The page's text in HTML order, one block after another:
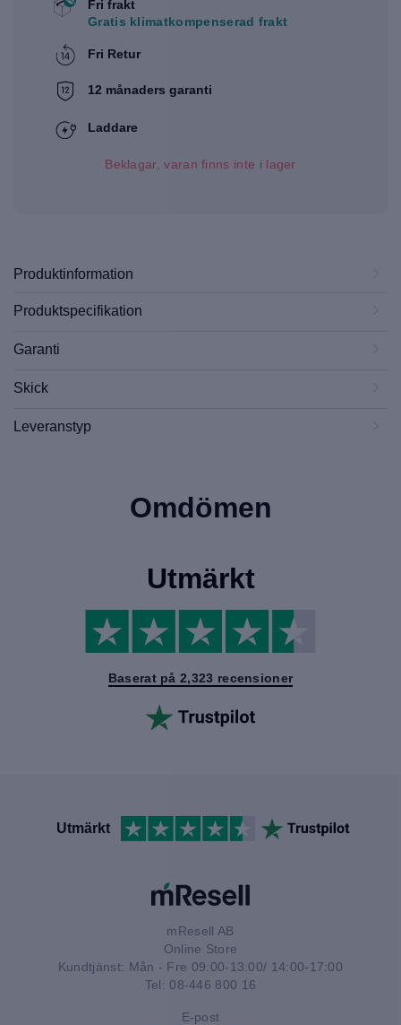
Fri frakt
Gratis klimatkompenserad frakt
Fri Retur
12 månaders garanti
Laddare
Beklagar, varan finns inte i lager
Produktinformation
Produktspecifikation
Garanti
Skick
Leveranstyp
Omdömen
Utmärkt
Baserat på 2,323 recensioner
Utmärkt
mResell AB
Online Store
Kundtjänst: Mån - Fre 09:00-13:00/ 14:00-17:00
Tel: 08-446 800 16
E-post